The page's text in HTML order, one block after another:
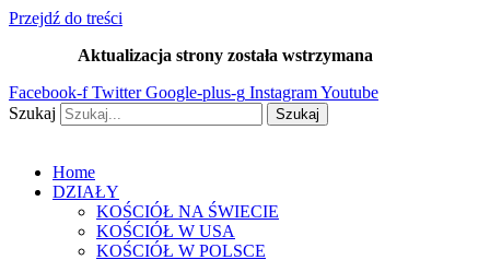
Przejdź do treści
Aktualizacja strony została wstrzymana
Facebook-f Twitter Google-plus-g InstagramYoutube
Szukaj
Szukaj
Home
DZIAŁY
KOŚCIÓŁ NA ŚWIECIE
KOŚCIÓŁ W USA
KOŚCIÓŁ W POLSCE